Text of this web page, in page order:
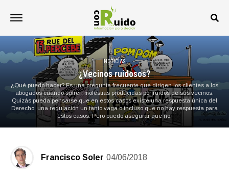
NOTICIAS
¿Vecinos ruidosos?
¿Qué puedo hacer? Es una pregunta frecuente que dirigen los clientes a los
abogados cuando sufren molestias producidas por ruidos de sus vecinos.
Quizás pueda pensarse que en estos casos existe una respuesta única del
Derecho, una regulación un tanto vaga o incluso que no hay respuesta para
estos casos. Pero puedo asegurar que no.
Francisco Soler 04/06/2018